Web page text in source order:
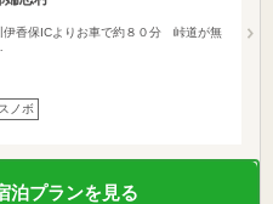
伊香保ICよりお車で約８０分 峠道が無
ノボ
泊プランを見る